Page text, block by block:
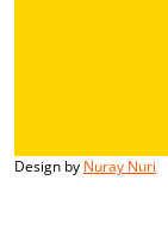
Design by Nuray Nuri